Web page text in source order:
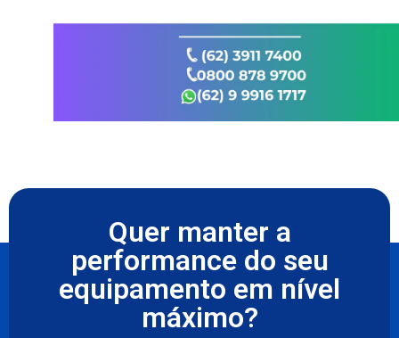
Quer manter a
performance do seu
equipamento em nível
máximo?